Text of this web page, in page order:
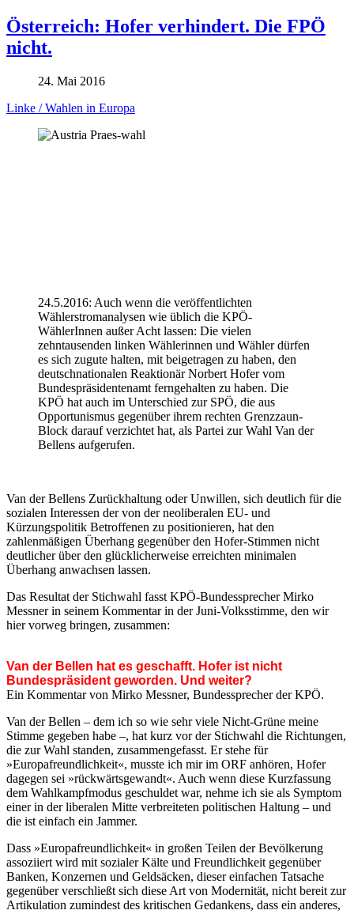
Österreich: Hofer verhindert. Die FPÖ
nicht.
24. Mai 2016
Linke / Wahlen in Europa
24.5.2016: Auch wenn die veröffentlichten
Wählerstromanalysen wie üblich die KPÖ-
WählerInnen außer Acht lassen: Die vielen
zehntausenden linken Wählerinnen und Wähler dürfen
es sich zugute halten, mit beigetragen zu haben, den
deutschnationalen Reaktionär Norbert Hofer vom
Bundespräsidentenamt ferngehalten zu haben. Die
KPÖ hat auch im Unterschied zur SPÖ, die aus
Opportunismus gegenüber ihrem rechten Grenzzaun-
Block darauf verzichtet hat, als Partei zur Wahl Van der
Bellens aufgerufen.
Van der Bellens Zurückhaltung oder Unwillen, sich deutlich für die
sozialen Interessen der von der neoliberalen EU- und
Kürzungspolitik Betroffenen zu positionieren, hat den
zahlenmäßigen Überhang gegenüber den Hofer-Stimmen nicht
deutlicher über den glücklicherweise erreichten minimalen
Überhang anwachsen lassen.
Das Resultat der Stichwahl fasst KPÖ-Bundessprecher Mirko
Messner in seinem Kommentar in der Juni-Volksstimme, den wir
hier vorweg bringen, zusammen:
Van der Bellen hat es geschafft. Hofer ist nicht
Bundespräsident geworden. Und weiter?
Ein Kommentar von Mirko Messner, Bundessprecher der KPÖ.
Van der Bellen – dem ich so wie sehr viele Nicht-Grüne meine
Stimme gegeben habe –, hat kurz vor der Stichwahl die Richtungen,
die zur Wahl standen, zusammengefasst. Er stehe für
»Europafreundlichkeit«, musste ich mir im ORF anhören, Hofer
dagegen sei »rückwärtsgewandt«. Auch wenn diese Kurzfassung
dem Wahlkampfmodus geschuldet war, nehme ich sie als Symptom
einer in der liberalen Mitte verbreiteten politischen Haltung – und
die ist einfach ein Jammer.
Dass »Europafreundlichkeit« in großen Teilen der Bevölkerung
assoziiert wird mit sozialer Kälte und Freundlichkeit gegenüber
Banken, Konzernen und Geldsäcken, dieser einfachen Tatsache
gegenüber verschließt sich diese Art von Modernität, nicht bereit zur
Artikulation zumindest des kritischen Gedankens, dass ein anderes,